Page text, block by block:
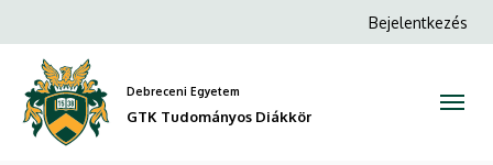
GTK
a
tartalomra
Anonim
Bejelentkezés
Debreceni Egyetem
GTK Tudományos Diákkör